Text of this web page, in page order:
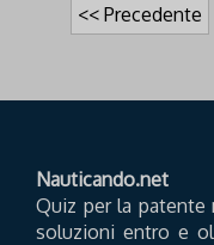
<< Precedente
Nauticando.net
Quiz per la patente
soluzioni entro e